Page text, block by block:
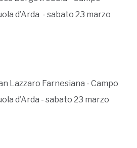
d'Arda - sabato 23 marzo
Lazzaro Farnesiana - Campo
d'Arda - sabato 23 marzo